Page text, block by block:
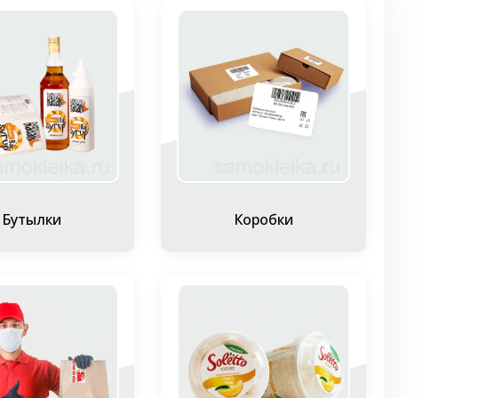
оптимальный баланс цены и качества;
штрихкоды и qr-коды;
Электронное печатное оборудование
и детализации изображений. Возможно
оборудования
сухой тонер, а изображение формируется с
Световое воздействие выборочно наделяет
барабана происходит формирование невидимого
Поэтому, когда барабан вращается, в заряженных
Бутылки Коробки